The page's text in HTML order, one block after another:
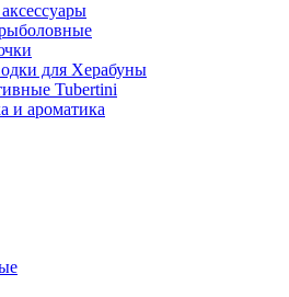
для Херабуны
Tubertini
и ароматика